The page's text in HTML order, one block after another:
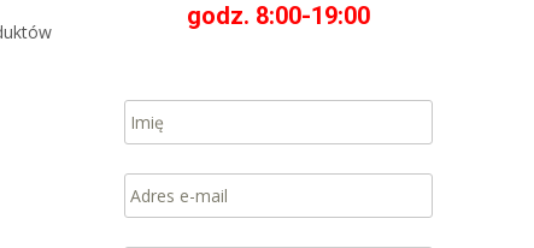
godz. 8:00-19:00